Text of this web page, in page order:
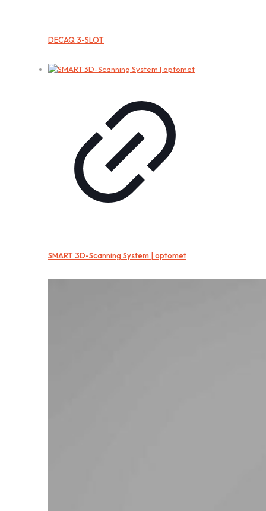
DECAQ 3-SLOT
SMART 3D-Scanning System | optomet